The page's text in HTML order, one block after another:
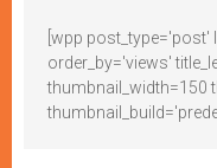
[wpp post_type='post'
order_by='views'
thumbnail_width=150